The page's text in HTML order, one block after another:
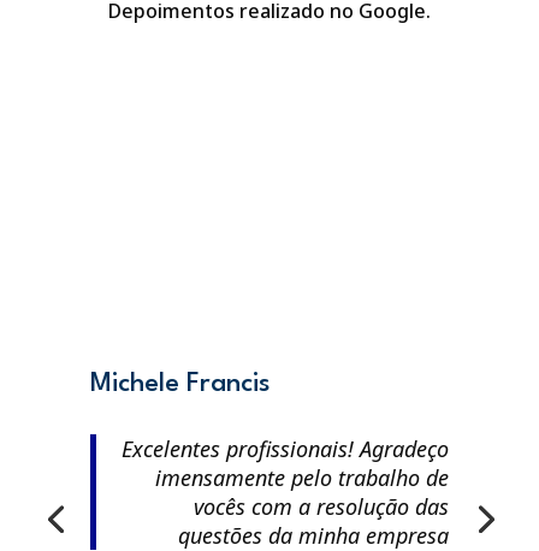
Depoimentos realizado no Google.
Michele Francis
Excelentes profissionais! Agradeço
imensamente pelo trabalho de
vocês com a resolução das
questões da minha empresa